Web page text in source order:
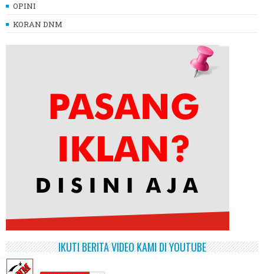
OPINI
KORAN DNM
IKUTI BERITA VIDEO KAMI DI YOUTUBE